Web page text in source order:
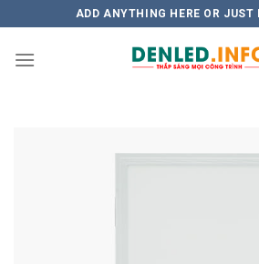
to
content
ADD ANYTHING HERE OR JUST